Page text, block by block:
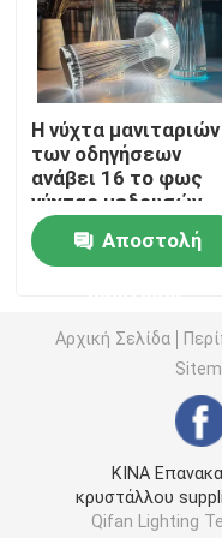
Λαμπτήρας
Φως νύχτας
τρισδιάστατο
Φως νύχτας
Λάμπες φωτός
οδηγημένος
Η νύχτα μανιταριών
των οδηγήσεων
ανάβει 16 το φως
νύχτας μεδουσών
χρώματος 1200mAh
Αποστολή
Αρχική Σελίδα
ΚΙΝΑ
κρυστάλλου
Qifan Lighting